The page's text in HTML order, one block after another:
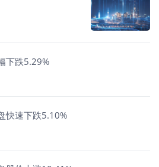
下跌5.29%
快速下跌5.10%